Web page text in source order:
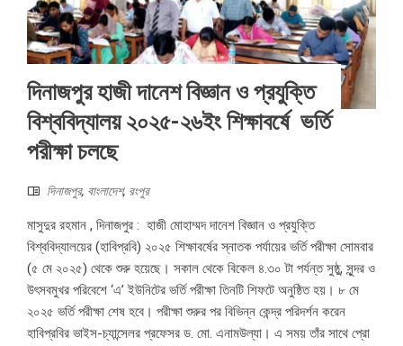
দিনাজপুর হাজী দানেশ বিজ্ঞান ও প্রযুক্তি
বিশ্ববিদ্যালয় ২০২৫-২৬ইং শিক্ষাবর্ষে ভর্তি
পরীক্ষা চলছে
দিনাজপুর, বাংলাদেশ, রংপুর
মাসুদুর রহমান , দিনাজপুর : হাজী মোহাম্মদ দানেশ বিজ্ঞান ও প্রযুক্তি
বিশ্ববিদ্যালয়ের (হাবিপ্রবি) ২০২৫ শিক্ষাবর্ষের স্নাতক পর্যায়ের ভর্তি পরীক্ষা সোমবার
(৫ মে ২০২৫) থেকে শুরু হয়েছে। সকাল থেকে বিকেল ৪.৩০ টা পর্যন্ত সুষ্ঠু, সুন্দর ও
উৎসবমুখর পরিবেশে ‘এ’ ইউনিটের ভর্তি পরীক্ষা তিনটি শিফটে অনুষ্ঠিত হয়। ৮ মে
২০২৫ ভর্তি পরীক্ষা শেষ হবে। পরীক্ষা শুরুর পর বিভিন্ন কেন্দ্র পরিদর্শন করেন
হাবিপ্রবির ভাইস-চ্যান্সেলর প্রফেসর ড. মো. এনামউল্যা। এ সময় তাঁর সাথে প্রো